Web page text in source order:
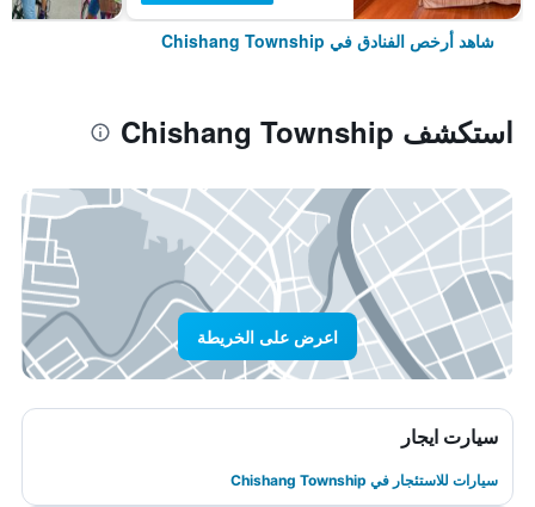
شاهد أرخص الفنادق في Chishang Township
استكشف Chishang Township
اعرض على الخريطة
سيارت ايجار
سيارات للاستئجار في Chishang Township